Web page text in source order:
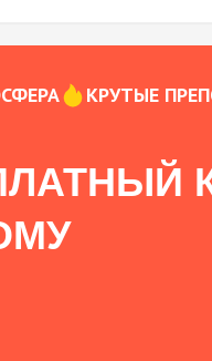
КРУТЫЕ